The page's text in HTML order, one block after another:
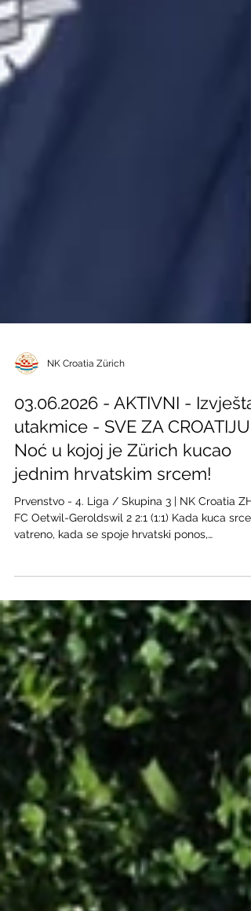
NK Croatia Zürich
03.06.2026 - AKTIVNI - Izvještaj
utakmice - SVE ZA CROATIJU:
Noć u kojoj je Zürich kucao
jednim hrvatskim srcem!
Prvenstvo - 4. Liga / Skupina 3 | NK Croatia ZH
prepreke jednostavno ne postoje! U srijedu
navečer, 10. lipnja 2026. godine, svjedočili smo
povijesnoj nogometnoj i domoljubnoj večeri u
Zürichu. Naša NK Croatia ZH odmjerila je
protiv prvoplasirane momčadi na tablici, FC
Oetwil-Geroldswil 2, i u junačkoj borbi slavila s
velikih 2:1! Crv